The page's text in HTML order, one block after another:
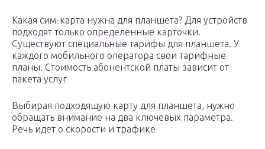
Какая сим-карта нужна для планшета? Для устройств
подходят только определенные карточки.
Существуют специальные тарифы для планшета. У
каждого мобильного оператора свои тарифные
планы. Стоимость абонентской платы зависит от
пакета услуг
Выбирая подходящую карту для планшета, нужно
обращать внимание на два ключевых параметра.
Речь идет о скорости и трафике